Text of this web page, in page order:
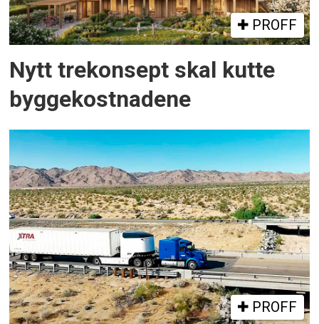
PROFF
Nytt trekonsept skal kutte
byggekostnadene
PROFF